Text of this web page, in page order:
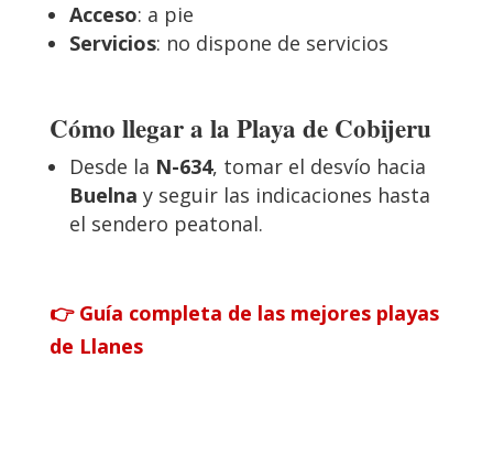
Acceso: a pie
Servicios: no dispone de servicios
Cómo llegar a la Playa de Cobijeru
Desde la N-634, tomar el desvío hacia
Buelna y seguir las indicaciones hasta
el sendero peatonal.
👉 Guía completa de las mejores playas
de Llanes